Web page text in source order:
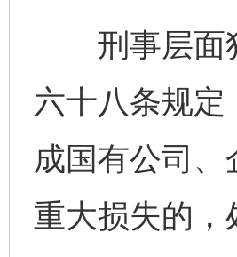
刑事层面犯
六十八条规
成国有公司
重大损失的